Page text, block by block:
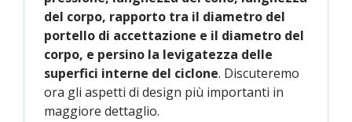
del corpo, rapporto tra il diametro del
portello di accettazione e il diametro del
corpo, e persino la levigatezza delle
superfici interne del ciclone. Discuteremo
ora gli aspetti di design più importanti in
maggiore dettaglio.